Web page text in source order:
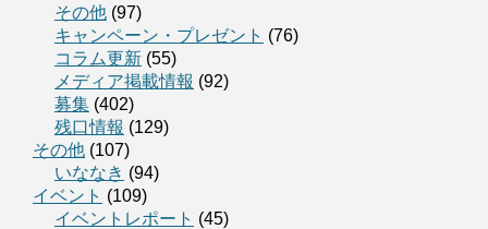
その他 (97)
キャンペーン・プレゼント (76)
コラム更新 (55)
メディア掲載情報 (92)
募集 (402)
残口情報 (129)
その他 (107)
いななき (94)
イベント (109)
イベントレポート (45)